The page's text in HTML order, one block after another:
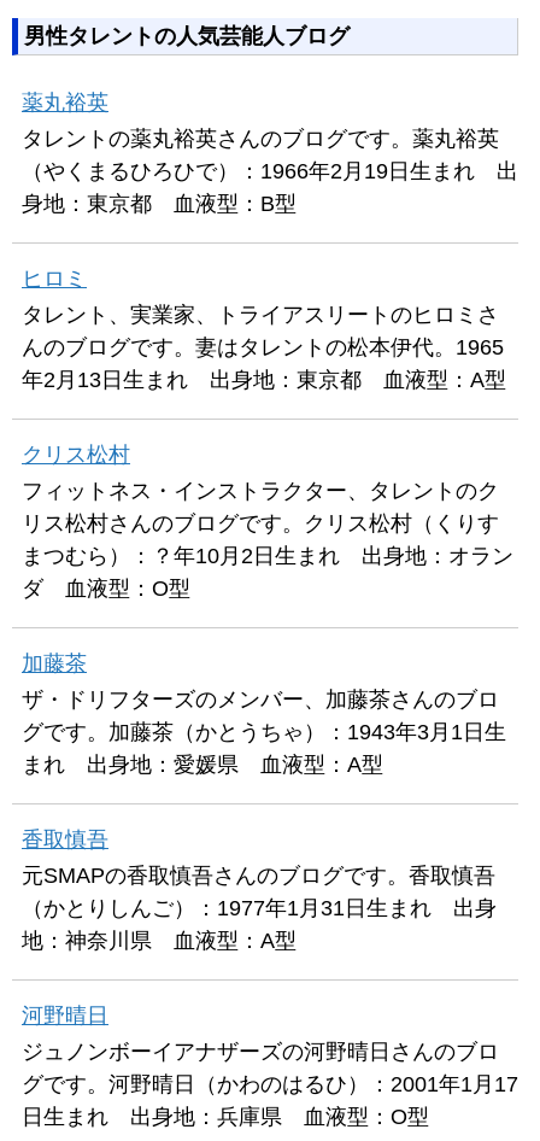
男性タレントの人気芸能人ブログ
薬丸裕英
タレントの薬丸裕英さんのブログです。薬丸裕英
（やくまるひろひで）：1966年2月19日生まれ 出
身地：東京都 血液型：B型
ヒロミ
タレント、実業家、トライアスリートのヒロミさ
んのブログです。妻はタレントの松本伊代。1965
年2月13日生まれ 出身地：東京都 血液型：A型
クリス松村
フィットネス・インストラクター、タレントのク
リス松村さんのブログです。クリス松村（くりす
まつむら）：？年10月2日生まれ 出身地：オラン
ダ 血液型：O型
加藤茶
ザ・ドリフターズのメンバー、加藤茶さんのブロ
グです。加藤茶（かとうちゃ）：1943年3月1日生
まれ 出身地：愛媛県 血液型：A型
香取慎吾
元SMAPの香取慎吾さんのブログです。香取慎吾
（かとりしんご）：1977年1月31日生まれ 出身
地：神奈川県 血液型：A型
河野晴日
ジュノンボーイアナザーズの河野晴日さんのブロ
グです。河野晴日（かわのはるひ）：2001年1月17
日生まれ 出身地：兵庫県 血液型：O型